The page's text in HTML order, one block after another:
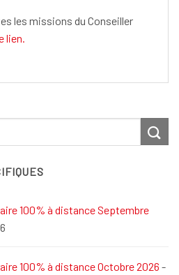
les missions du Conseiller
lien.
100% à distance Septembre
100% à distance Octobre 2026 -